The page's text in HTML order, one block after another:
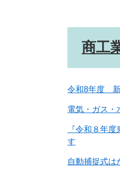
商工
令和8年度 新
電気・ガス・
『令和８年
す
自動捕捉式は